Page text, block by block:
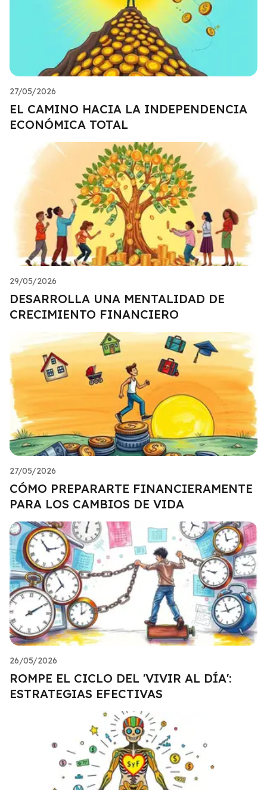
27/05/2026
EL CAMINO HACIA LA INDEPENDENCIA
ECONÓMICA TOTAL
29/05/2026
DESARROLLA UNA MENTALIDAD DE
CRECIMIENTO FINANCIERO
27/05/2026
CÓMO PREPARARTE FINANCIERAMENTE
PARA LOS CAMBIOS DE VIDA
26/05/2026
ROMPE EL CICLO DEL 'VIVIR AL DÍA':
ESTRATEGIAS EFECTIVAS